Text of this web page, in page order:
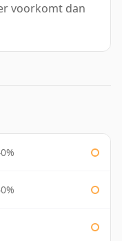
voorkomt dan